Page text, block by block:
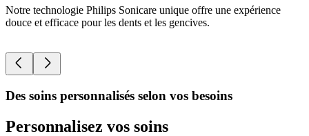
Notre technologie Philips Sonicare unique offre une expérience
douce et efficace pour les dents et les gencives.
Des soins personnalisés selon vos besoins
Personnalisez vos soins